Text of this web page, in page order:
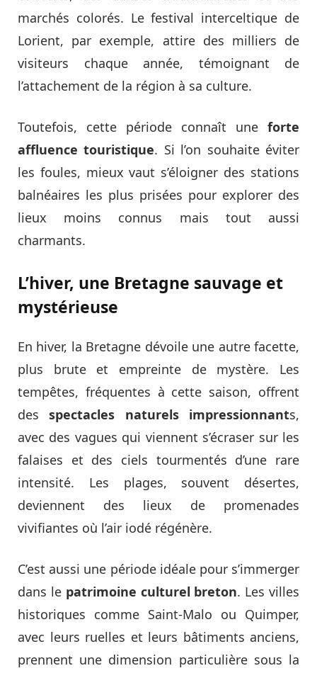
marchés colorés. Le festival interceltique de
Lorient, par exemple, attire des milliers de
visiteurs chaque année, témoignant de
l’attachement de la région à sa culture.
Toutefois, cette période connaît une forte
affluence touristique. Si l’on souhaite éviter
les foules, mieux vaut s’éloigner des stations
balnéaires les plus prisées pour explorer des
lieux moins connus mais tout aussi
charmants.
L’hiver, une Bretagne sauvage et
mystérieuse
En hiver, la Bretagne dévoile une autre facette,
plus brute et empreinte de mystère. Les
tempêtes, fréquentes à cette saison, offrent
desspectacles naturels impressionnants,
avec des vagues qui viennent s’écraser sur les
falaises et des ciels tourmentés d’une rare
intensité. Les plages, souvent désertes,
deviennent des lieux de promenades
vivifiantes où l’air iodé régénère.
C’est aussi une période idéale pour s’immerger
dans le patrimoine culturel breton. Les villes
historiques comme Saint-Malo ou Quimper,
avec leurs ruelles et leurs bâtiments anciens,
prennent une dimension particulière sous la